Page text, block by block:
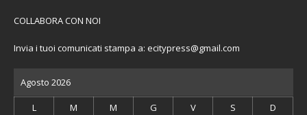
COLLABORA CON NOI
Invia i tuoi comunicati stampa a: ecitypress@gmail.com
Agosto 2026
L M M G V S D